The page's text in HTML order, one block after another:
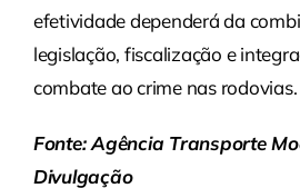
efetividade dependerá da
legislação, fiscalização e
combate ao crime nas rodovias.
Fonte: Agência Transporte
Divulgação